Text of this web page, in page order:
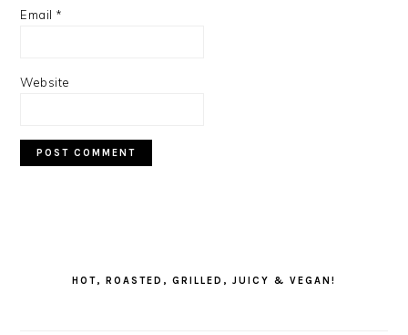
Email *
Website
HOT, ROASTED, GRILLED, JUICY & VEGAN!